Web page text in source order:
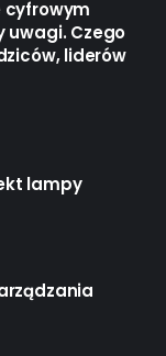
cyfrowym
uwagi. Czego
liderów
lampy